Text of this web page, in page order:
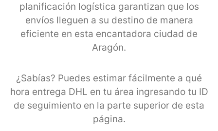
planificación logística garantizan que los
envíos lleguen a su destino de manera
eficiente en esta encantadora ciudad de
Aragón.
¿Sabías? Puedes estimar fácilmente a qué
hora entrega DHL en tu área ingresando tu ID
de seguimiento en la parte superior de esta
página.